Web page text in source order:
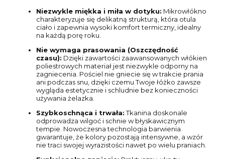
Niezwykle miękka i miła w dotyku: Mikrowłókno
charakteryzuje się delikatną strukturą, która otula
ciało i zapewnia wysoki komfort termiczny, idealny
na każdą porę roku.
Nie wymaga prasowania (Oszczędność
czasu): Dzięki zawartości zaawansowanych włókien
poliestrowych materiał jest niezwykle odporny na
zagniecenia. Pościel nie gniecie się w trakcie prania
ani podczas snu, dzięki czemu Twoje łóżko zawsze
wygląda estetycznie i schludnie bez konieczności
używania żelazka.
Szybkoschnąca i trwała:Tkanina doskonale
odprowadza wilgoć i schnie w błyskawicznym
tempie. Nowoczesna technologia barwienia
gwarantuje, że kolory pozostają intensywne, a wzór
nie traci swojej wyrazistości nawet po wielu praniach.